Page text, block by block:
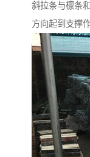
斜拉条与檩条
方向起到支撑